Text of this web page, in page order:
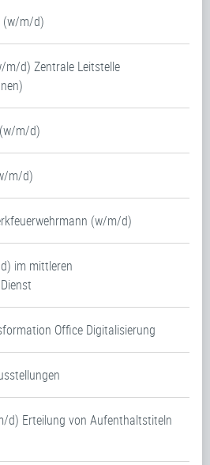
(w/m/d)
m/d) Zentrale Leitstelle
m/d)
m/d)
(w/m/d)
im mittleren
Office Digitalisierung
d) Erteilung von Aufenthaltstiteln